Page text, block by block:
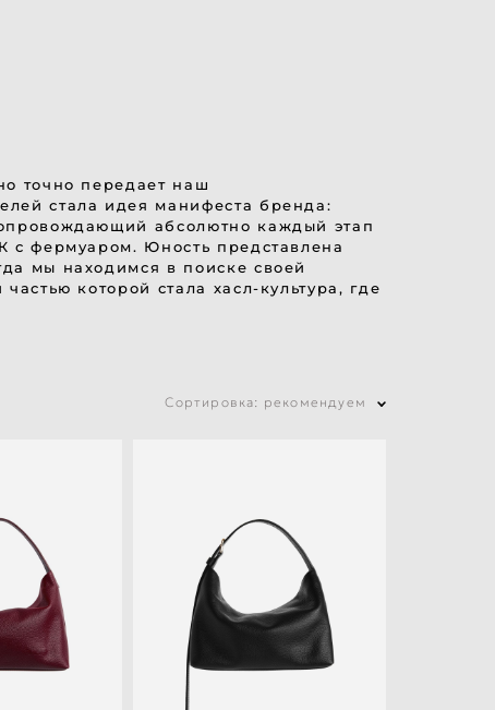
точно передает наш
стала идея манифеста бренда:
абсолютно каждый этап
с фермуаром. Юность представлена
мы находимся в поиске своей
которой стала хасл-культура, где
Сортировка: рекомендуем